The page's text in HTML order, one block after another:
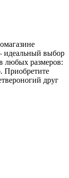
идеальный выбор
любых размеров:
Приобретите
друг